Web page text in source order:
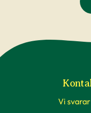
Vi